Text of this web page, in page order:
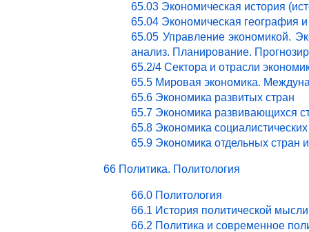
65.03 Экономическая история
65.04 Экономическая география
65.05 Управление экономикой.
анализ. Планирование.
65.2/4 Сектора и отрасли
65.5 Мировая экономика.
65.6 Экономика развитых стран
65.7 Экономика развивающихся
65.8 Экономика
65.9 Экономика отдельных стран
66 Политика. Политология
66.0 Политология
66.1 История политической мысли
66.2 Политика и современное